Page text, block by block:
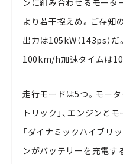
ンに組み合わせるモータ
より若干控えめ。ご存知
出力は105kW（143ps）
100km/h加速タイムは
走行モードは5つ。モー
トリック」、エンジンと
「ダイナミックハイブリ
ンがバッテリーを充電す